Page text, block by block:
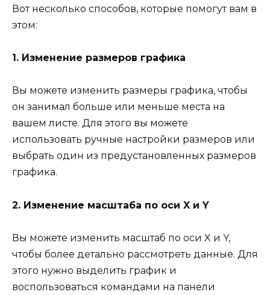
Вот несколько способов, которые помогут вам в
этом:
1. Изменение размеров графика
Вы можете изменить размеры графика, чтобы
он занимал больше или меньше места на
вашем листе. Для этого вы можете
использовать ручные настройки размеров или
выбрать один из предустановленных размеров
графика.
2. Изменение масштаба по оси X и Y
Вы можете изменить масштаб по оси X и Y,
чтобы более детально рассмотреть данные. Для
этого нужно выделить график и
воспользоваться командами на панели